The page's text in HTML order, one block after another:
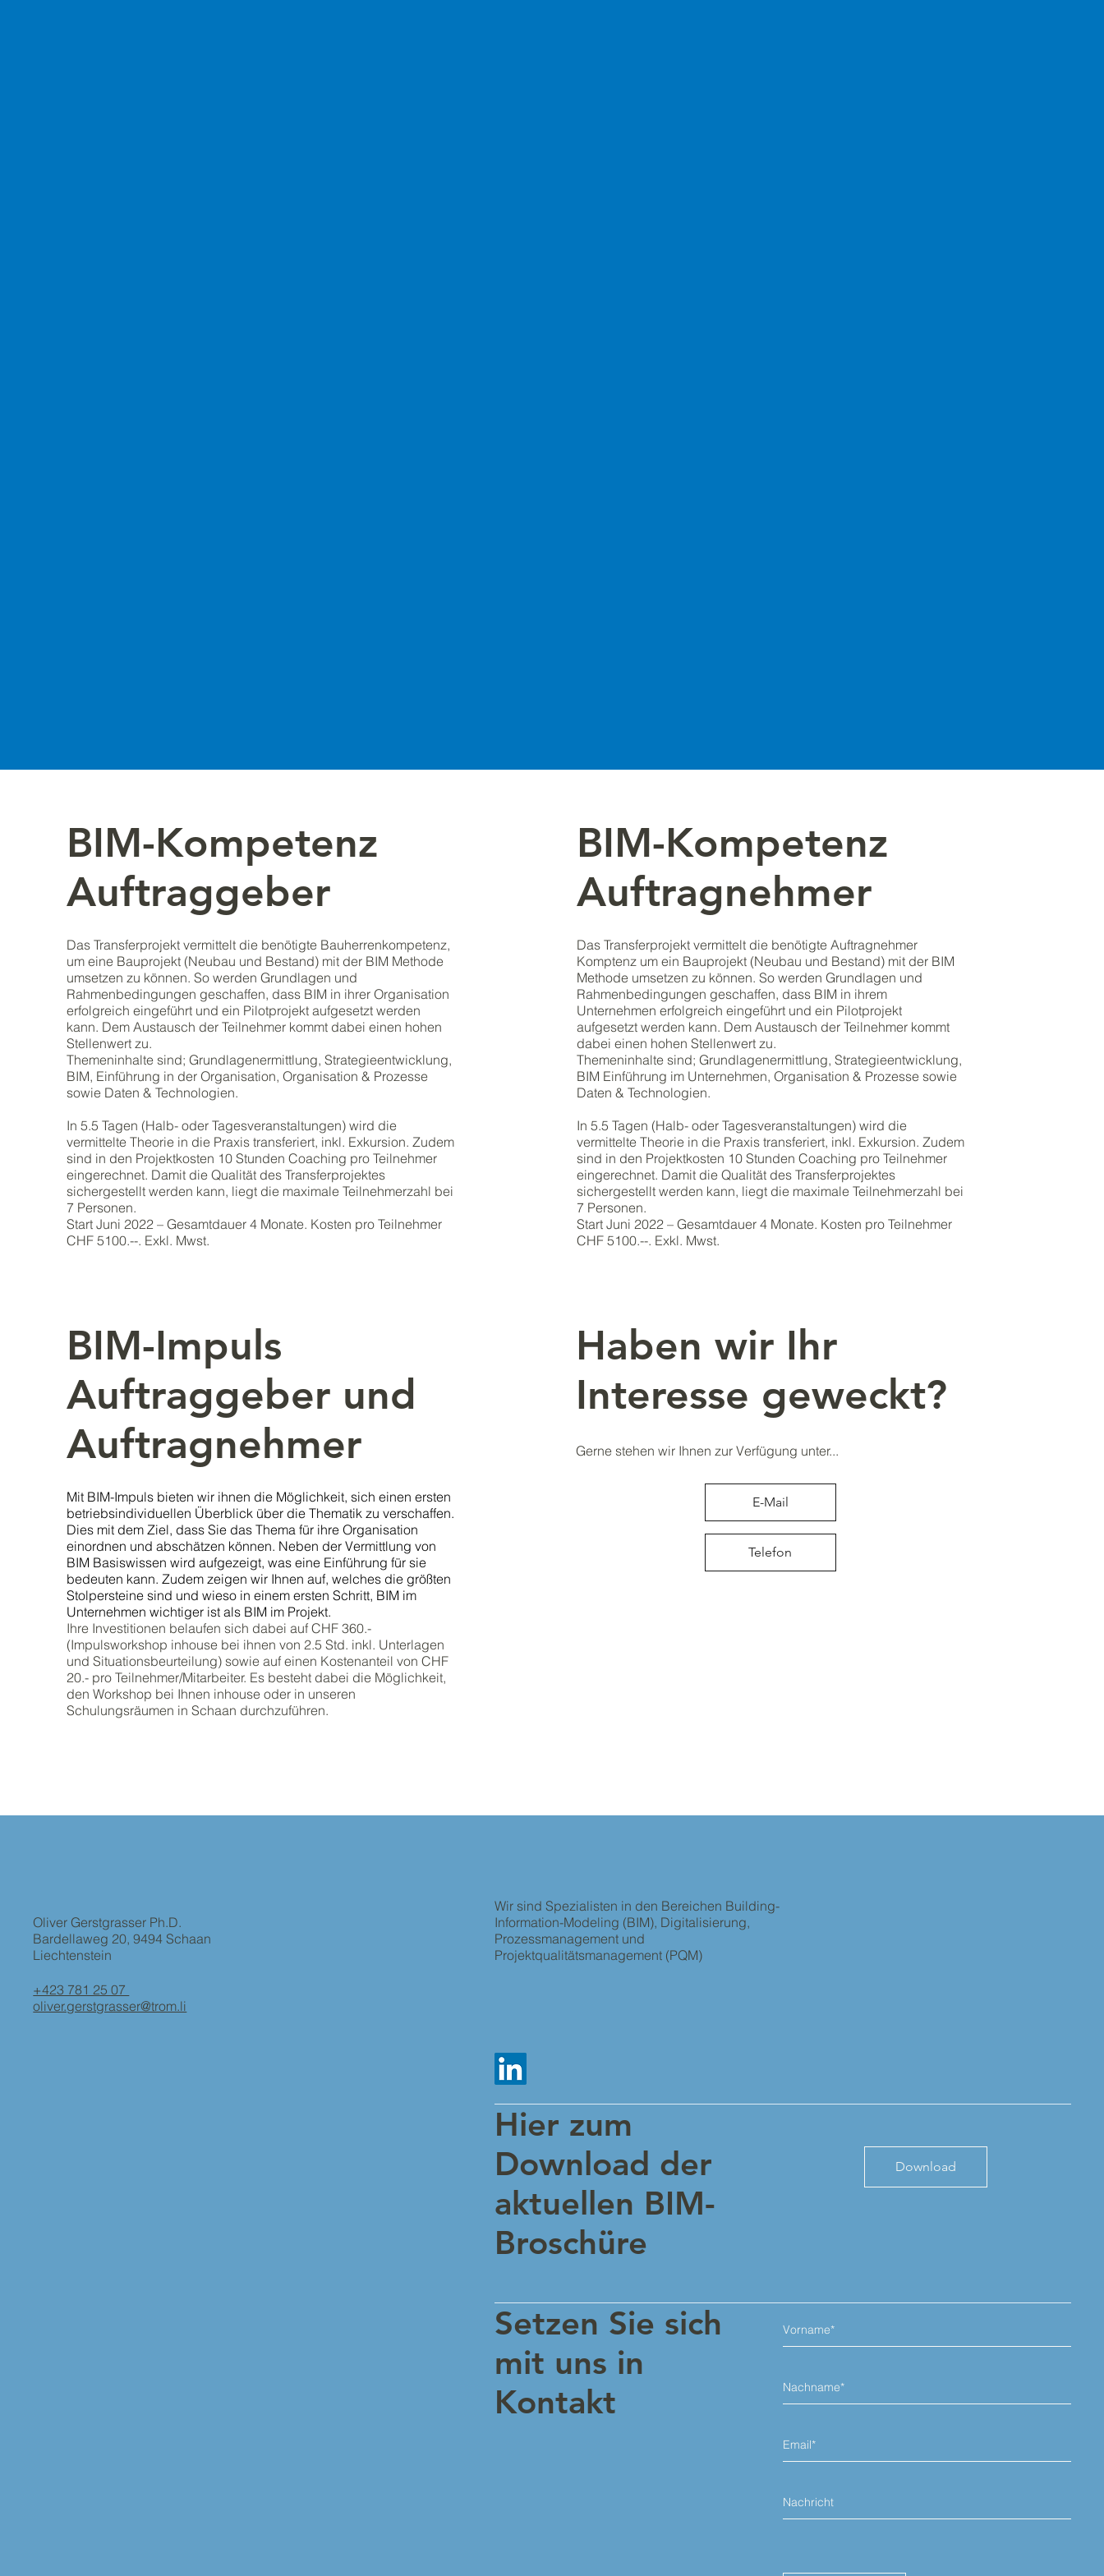
BIM-Kompetenz
Auftraggeber
Das Transferprojekt vermittelt die benötigte Bauherrenkompetenz,
um eine Bauprojekt (Neubau und Bestand) mit der BIM Methode
umsetzen zu können. So werden Grundlagen und
Rahmenbedingungen geschaffen, dass BIM in ihrer Organisation
erfolgreich eingeführt und ein Pilotprojekt aufgesetzt werden
kann. Dem Austausch der Teilnehmer kommt dabei einen hohen
Stellenwert zu.
Themeninhalte sind; Grundlagenermittlung, Strategieentwicklung,
BIM, Einführung in der Organisation, Organisation & Prozesse
sowie Daten & Technologien.
In 5.5 Tagen (Halb- oder Tagesveranstaltungen) wird die
vermittelte Theorie in die Praxis transferiert, inkl. Exkursion. Zudem
sind in den Projektkosten 10 Stunden Coaching pro Teilnehmer
eingerechnet. Damit die Qualität des Transferprojektes
sichergestellt werden kann, liegt die maximale Teilnehmerzahl bei
7 Personen.
Start Juni 2022 – Gesamtdauer 4 Monate. Kosten pro Teilnehmer
CHF 5100.--. Exkl. Mwst.
BIM-Kompetenz
Auftragnehmer
Das Transferprojekt vermittelt die benötigte Auftragnehmer
Komptenz um ein Bauprojekt (Neubau und Bestand) mit der BIM
Methode umsetzen zu können. So werden Grundlagen und
Rahmenbedingungen geschaffen, dass BIM in ihrem
Unternehmen erfolgreich eingeführt und ein Pilotprojekt
aufgesetzt werden kann. Dem Austausch der Teilnehmer kommt
dabei einen hohen Stellenwert zu.
Themeninhalte sind; Grundlagenermittlung, Strategieentwicklung,
BIM Einführung im Unternehmen, Organisation & Prozesse sowie
Daten & Technologien.
In 5.5 Tagen (Halb- oder Tagesveranstaltungen) wird die
vermittelte Theorie in die Praxis transferiert, inkl. Exkursion. Zudem
sind in den Projektkosten 10 Stunden Coaching pro Teilnehmer
eingerechnet. Damit die Qualität des Transferprojektes
sichergestellt werden kann, liegt die maximale Teilnehmerzahl bei
7 Personen.
Start Juni 2022 – Gesamtdauer 4 Monate. Kosten pro Teilnehmer
CHF 5100.--. Exkl. Mwst.
BIM-Impuls
Auftraggeber und
Auftragnehmer
Mit BIM-Impuls bieten wir ihnen die Möglichkeit, sich einen ersten
betriebsindividuellen Überblick über die Thematik zu verschaffen.
Dies mit dem Ziel, dass Sie das Thema für ihre Organisation
einordnen und abschätzen können. Neben der Vermittlung von
BIM Basiswissen wird aufgezeigt, was eine Einführung für sie
bedeuten kann. Zudem zeigen wir Ihnen auf, welches die größten
Stolpersteine sind und wieso in einem ersten Schritt, BIM im
Unternehmen wichtiger ist als BIM im Projekt.
Ihre Investitionen belaufen sich dabei auf CHF 360.-
(Impulsworkshop inhouse bei ihnen von 2.5 Std. inkl. Unterlagen
und Situationsbeurteilung) sowie auf einen Kostenanteil von CHF
20.- pro Teilnehmer/Mitarbeiter. Es besteht dabei die Möglichkeit,
den Workshop bei Ihnen inhouse oder in unseren
Schulungsräumen in Schaan durchzuführen.
Haben wir Ihr
Interesse geweckt?
Gerne stehen wir Ihnen zur Verfügung unter...
E-Mail
Telefon
Oliver Gerstgrasser Ph.D.
Bardellaweg 20, 9494 Schaan
Liechtenstein
+423 781 25 07
oliver.gerstgrasser@trom.li
Wir sind Spezialisten in den Bereichen Building-
Information-Modeling (BIM), Digitalisierung,
Prozessmanagement und
Projektqualitätsmanagement (PQM)
Hier zum
Download der
aktuellen BIM-
Broschüre
Download
Setzen Sie sich
mit uns in
Kontakt